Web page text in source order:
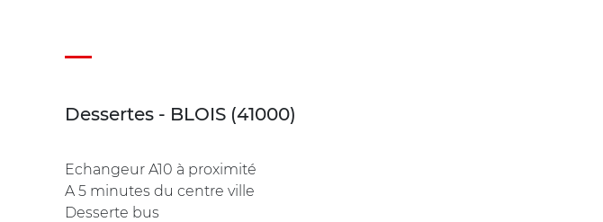
Dessertes - BLOIS (41000)
Echangeur A10 à proximité
A 5 minutes du centre ville
Desserte bus